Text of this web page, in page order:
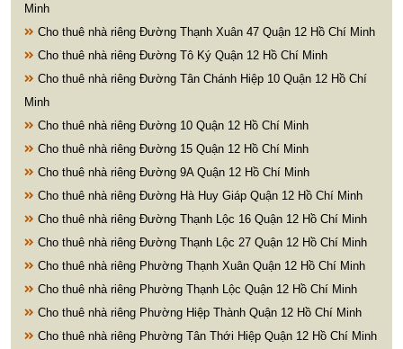
Minh
Cho thuê nhà riêng Đường Thạnh Xuân 47 Quận 12 Hồ Chí Minh
Cho thuê nhà riêng Đường Tô Ký Quận 12 Hồ Chí Minh
Cho thuê nhà riêng Đường Tân Chánh Hiệp 10 Quận 12 Hồ Chí
Minh
Cho thuê nhà riêng Đường 10 Quận 12 Hồ Chí Minh
Cho thuê nhà riêng Đường 15 Quận 12 Hồ Chí Minh
Cho thuê nhà riêng Đường 9A Quận 12 Hồ Chí Minh
Cho thuê nhà riêng Đường Hà Huy Giáp Quận 12 Hồ Chí Minh
Cho thuê nhà riêng Đường Thạnh Lộc 16 Quận 12 Hồ Chí Minh
Cho thuê nhà riêng Đường Thạnh Lộc 27 Quận 12 Hồ Chí Minh
Cho thuê nhà riêng Phường Thạnh Xuân Quận 12 Hồ Chí Minh
Cho thuê nhà riêng Phường Thạnh Lộc Quận 12 Hồ Chí Minh
Cho thuê nhà riêng Phường Hiệp Thành Quận 12 Hồ Chí Minh
Cho thuê nhà riêng Phường Tân Thới Hiệp Quận 12 Hồ Chí Minh